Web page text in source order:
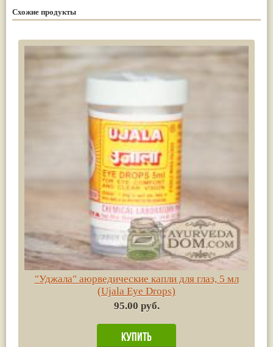
Схожие продукты
"Уджала" аюрведические капли для глаз, 5 мл
(Ujala Eye Drops)
95.00 руб.